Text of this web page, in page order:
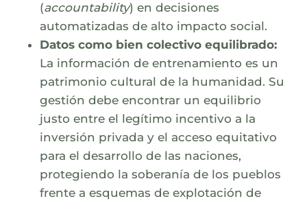
(accountability) en decisiones
automatizadas de alto impacto social.
Datos como bien colectivo equilibrado:
La información de entrenamiento es un
patrimonio cultural de la humanidad. Su
gestión debe encontrar un equilibrio
justo entre el legítimo incentivo a la
inversión privada y el acceso equitativo
para el desarrollo de las naciones,
protegiendo la soberanía de los pueblos
frente a esquemas de explotación de